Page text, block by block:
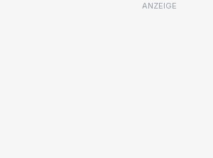
ANZEIGE